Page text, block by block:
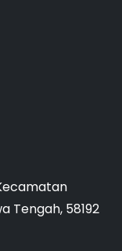
Tengah, 58192